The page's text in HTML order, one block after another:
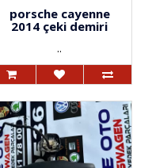
porsche cayenne
2014 çeki demiri
..